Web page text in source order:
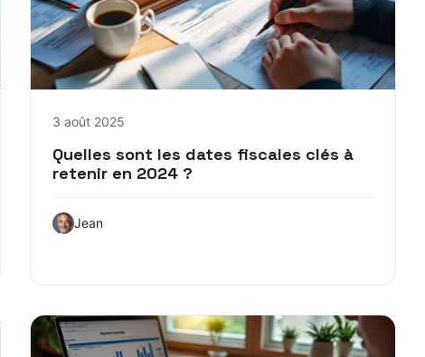
3 août 2025
Quelles sont les dates fiscales clés à
retenir en 2024 ?
Jean